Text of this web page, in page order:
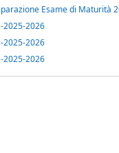
Esame di Maturità
2025-2026
2025-2026
2025-2026